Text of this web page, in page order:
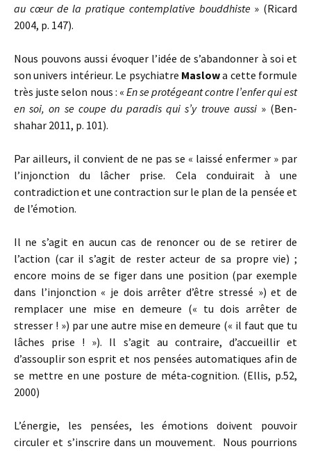
au cœur de la pratique contemplative bouddhiste» (Ricard
2004, p. 147).
Nous pouvons aussi évoquer l’idée de s’abandonner à soi et
son univers intérieur. Le psychiatre Maslowa cette formule
très juste selon nous : « En se protégeant contre l’enfer qui est
en soi, on se coupe du paradis qui s’y trouve aussi» (Ben-
shahar 2011, p. 101).
Par ailleurs, il convient de ne pas se « laissé enfermer » par
l’injonction du lâcher prise. Cela conduirait à une
contradiction et une contraction sur le plan de la pensée et
de l’émotion.
Il ne s’agit en aucun cas de renoncer ou de se retirer de
l’action (car il s’agit de rester acteur de sa propre vie) ;
encore moins de se figer dans une position (par exemple
dans l’injonction « je dois arrêter d’être stressé ») et de
remplacer une mise en demeure (« tu dois arrêter de
stresser ! ») par une autre mise en demeure (« il faut que tu
lâches prise ! »). Il s’agit au contraire, d’accueillir et
d’assouplir son esprit et nos pensées automatiques afin de
se mettre en une posture de méta-cognition. (Ellis, p.52,
2000)
L’énergie, les pensées, les émotions doivent pouvoir
circuler et s’inscrire dans un mouvement. Nous pourrions